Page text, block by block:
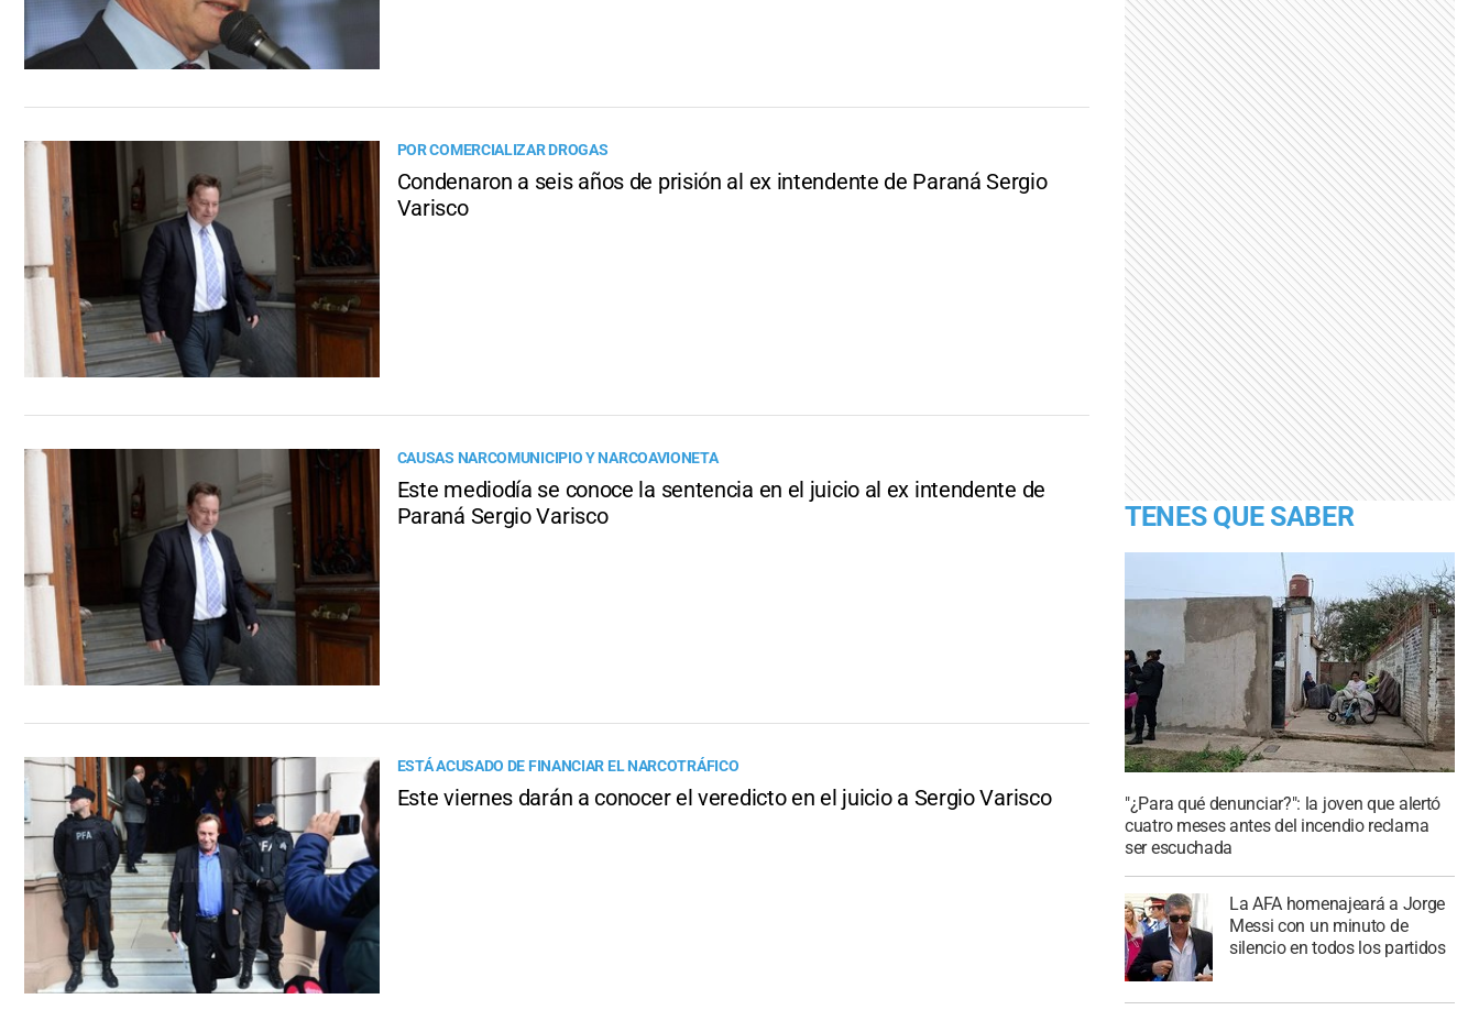
POR COMERCIALIZAR DROGAS
Condenaron a seis años de prisión al ex intendente de Paraná Sergio
Varisco
CAUSAS NARCOMUNICIPIO Y NARCOAVIONETA
Este mediodía se conoce la sentencia en el juicio al ex intendente de
Paraná Sergio Varisco
ESTÁ ACUSADO DE FINANCIAR EL NARCOTRÁFICO
Este viernes darán a conocer el veredicto en el juicio a Sergio Varisco
TENES QUE SABER
"¿Para qué denunciar?": la joven que alertó
cuatro meses antes del incendio reclama
ser escuchada
La AFA homenajeará a Jorge
Messi con un minuto de
silencio en todos los partidos